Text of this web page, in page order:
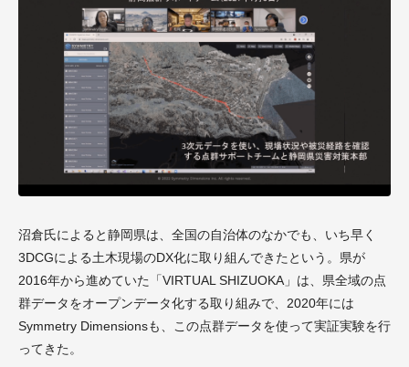
沼倉氏によると静岡県は、全国の自治体のなかでも、いち早く
3DCGによる土木現場のDX化に取り組んできたという。県が
2016年から進めていた「VIRTUAL SHIZUOKA」は、県全域の点
群データをオープンデータ化する取り組みで、2020年には
Symmetry Dimensionsも、この点群データを使って実証実験を行
ってきた。